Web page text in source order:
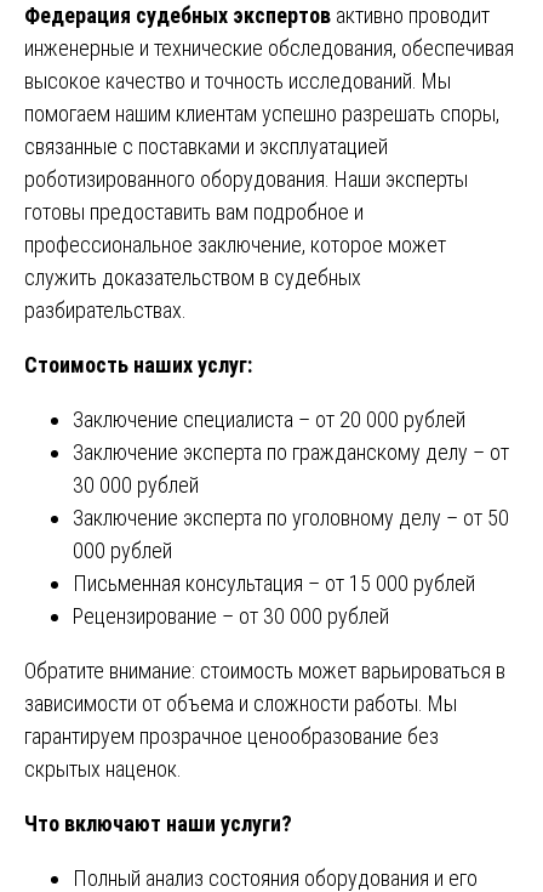
Федерация судебных экспертов активно проводит
инженерные и технические обследования, обеспечивая
высокое качество и точность исследований. Мы
помогаем нашим клиентам успешно разрешать споры,
связанные с поставками и эксплуатацией
роботизированного оборудования. Наши эксперты
готовы предоставить вам подробное и
профессиональное заключение, которое может
служить доказательством в судебных
разбирательствах.
Стоимость наших услуг:
Заключение специалиста – от 20 000 рублей
Заключение эксперта по гражданскому делу – от
30 000 рублей
Заключение эксперта по уголовному делу – от 50
000 рублей
Письменная консультация – от 15 000 рублей
Рецензирование – от 30 000 рублей
Обратите внимание: стоимость может варьироваться в
зависимости от объема и сложности работы. Мы
гарантируем прозрачное ценообразование без
скрытых наценок.
Что включают наши услуги?
Полный анализ состояния оборудования и его